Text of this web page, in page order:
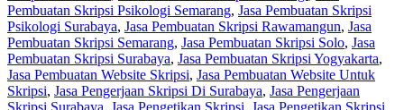
Pembuatan Skripsi Psikologi Semarang, Jasa Pembuatan Skripsi
Psikologi Surabaya, Jasa Pembuatan Skripsi Rawamangun, Jasa
Pembuatan Skripsi Semarang, Jasa Pembuatan Skripsi Solo, Jasa
Pembuatan Skripsi Surabaya, Jasa Pembuatan Skripsi Yogyakarta,
Jasa Pembuatan Website Skripsi, Jasa Pembuatan Website Untuk
Skripsi, Jasa Pengerjaan Skripsi Di Surabaya, Jasa Pengerjaan
Skripsi Surabaya, Jasa Pengetikan Skripsi, Jasa Pengetikan Skripsi